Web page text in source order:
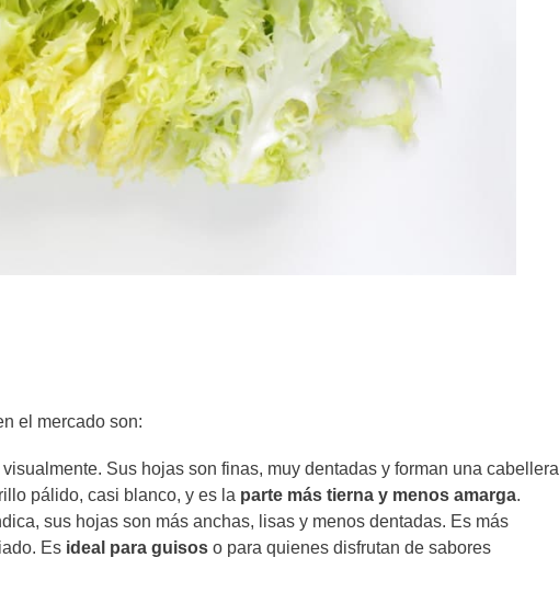
el mercado son:
Sus hojas son finas, muy dentadas y forman una cabellera
pálido, casi blanco, y es la parte más tierna y menos amarga.
sus hojas son más anchas, lisas y menos dentadas. Es más
Es ideal para guisos o para quienes disfrutan de sabores